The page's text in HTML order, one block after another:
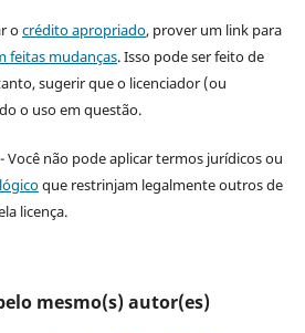
ocrédito apropriado, prover um link para
feitas mudanças. Isso pode ser feito de
sugerir que o licenciador (ou
o uso em questão.
Você não pode aplicar termos jurídicos ou
que restrinjam legalmente outros de
licença.
mesmo(s) autor(es)